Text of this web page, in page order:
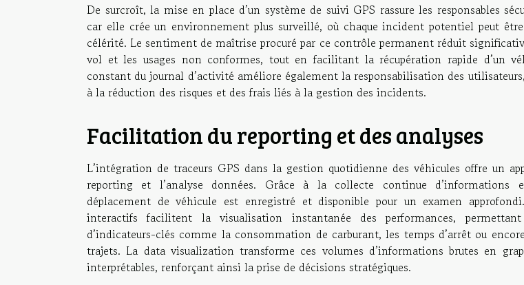
De surcroît, la mise en place d’un système de suivi GPS rassure les responsables
car elle crée un environnement plus surveillé, où chaque incident potentiel peut
célérité. Le sentiment de maîtrise procuré par ce contrôle permanent réduit
vol et les usages non conformes, tout en facilitant la récupération rapide d’un
constant du journal d’activité améliore également la responsabilisation des
à la réduction des risques et des frais liés à la gestion des incidents.
Facilitation du reporting et des analyses
L’intégration de traceurs GPS dans la gestion quotidienne des véhicules offre un
reporting et l’analyse données. Grâce à la collecte continue d’informations
déplacement de véhicule est enregistré et disponible pour un examen
interactifs facilitent la visualisation instantanée des performances,
d’indicateurs-clés comme la consommation de carburant, les temps d’arrêt ou
trajets. La data visualization transforme ces volumes d’informations brutes en
interprétables, renforçant ainsi la prise de décisions stratégiques.